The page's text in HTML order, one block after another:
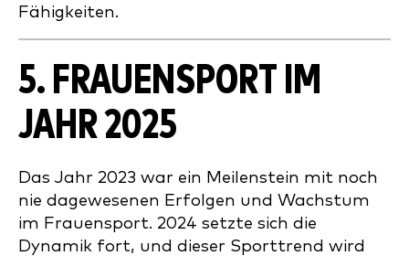
Fähigkeiten.
5. FRAUENSPORT IM
JAHR 2025
Das Jahr 2023 war ein Meilenstein mit noch
nie dagewesenen Erfolgen und Wachstum
im Frauensport. 2024 setzte sich die
Dynamik fort, und dieser Sporttrend wird